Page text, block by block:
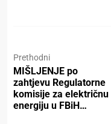
Prethodni
MIŠLJENJE po
zahtjevu Regulatorne
komisije za električnu
energiju u FBiH…